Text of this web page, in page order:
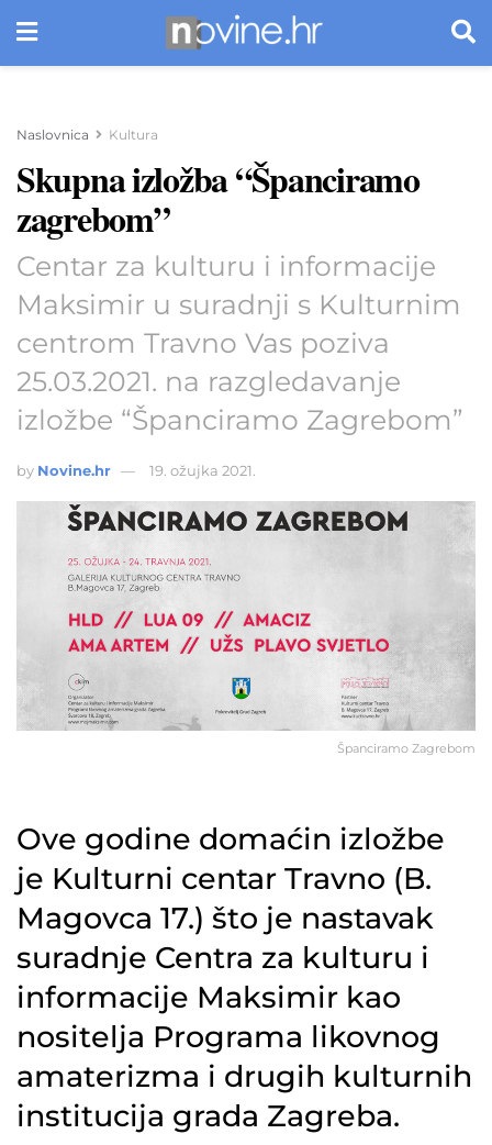
Naslovnica Kultura
Skupna izložba “Španciramo
zagrebom”
Centar za kulturu i informacije
Maksimir u suradnji s Kulturnim
centrom Travno Vas poziva
25.03.2021. na razgledavanje
izložbe “Španciramo Zagrebom”
by Novine.hr 19. ožujka 2021.
Španciramo Zagrebom
Ove godine domaćin izložbe
je Kulturni centar Travno (B.
Magovca 17.) što je nastavak
suradnje Centra za kulturu i
informacije Maksimir kao
nositelja Programa likovnog
amaterizma i drugih kulturnih
institucija grada Zagreba.